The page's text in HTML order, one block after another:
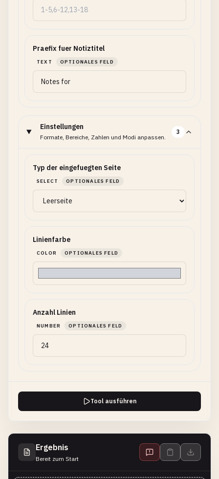
Praefix fuer Notiztitel
TEXT OPTIONALES FELD
Einstellungen
Formate, Bereiche, Zahlen und Modi anpassen.
3
Typ der eingefuegten Seite
SELECT OPTIONALES FELD
Linienfarbe
COLOR OPTIONALES FELD
Anzahl Linien
NUMBER OPTIONALES FELD
Tool ausführen
Ergebnis
Bereit zum Start